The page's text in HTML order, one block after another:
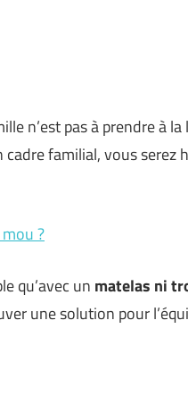
n’est pas à prendre à la
familial, vous serez
?
qu’avec un matelas ni
une solution pour